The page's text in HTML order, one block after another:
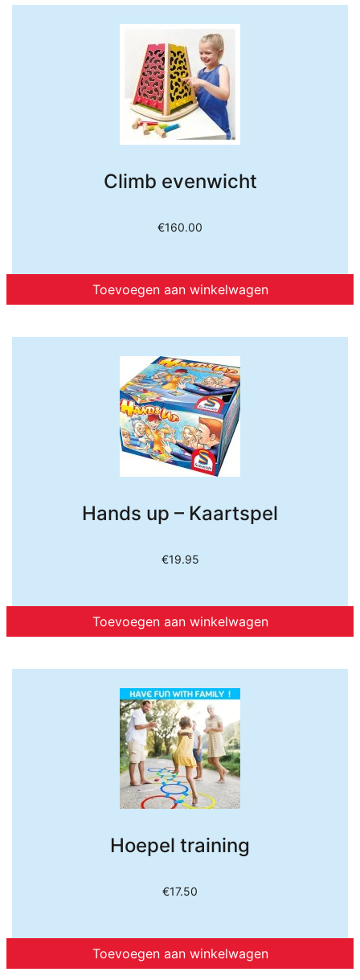
Climb evenwicht
€160.00
Toevoegen aan winkelwagen
Hands up – Kaartspel
€19.95
Toevoegen aan winkelwagen
Hoepel training
€17.50
Toevoegen aan winkelwagen